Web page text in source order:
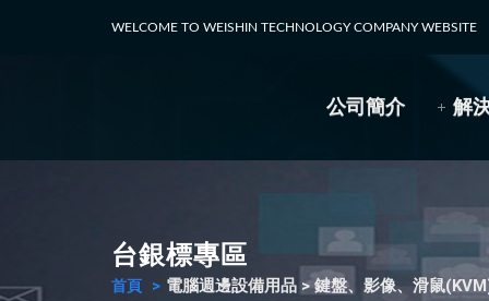
WELCOME TO WEISHIN TECHNOLOGY COMPANY WEBSITE
公司簡介 解
台銀標專區
首頁 電腦週邊設備用品 > 鍵盤、影像、滑鼠